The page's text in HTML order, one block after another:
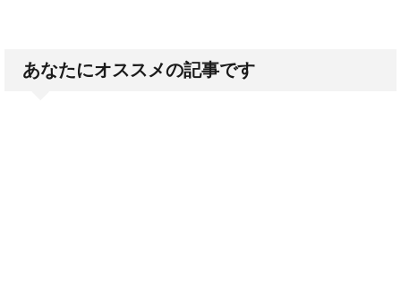
あなたにオススメの記事です